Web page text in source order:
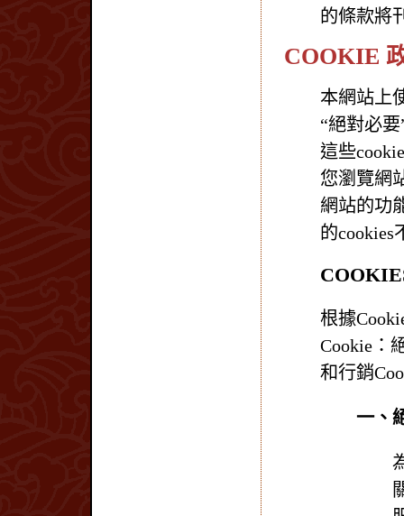
的條款將
COOKIE
本網站上
“絕對必
這些
您瀏覽網
網站的功
的cookies
根據
Cookie：
和行銷
一、